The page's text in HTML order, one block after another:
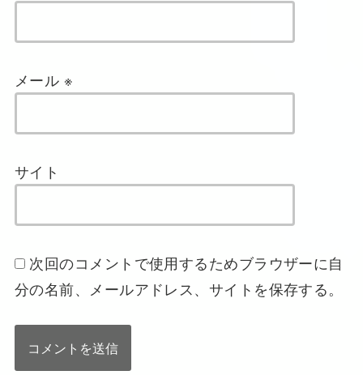
メール ※
サイト
次回のコメントで使用するためブラウザーに自
分の名前、メールアドレス、サイトを保存する。